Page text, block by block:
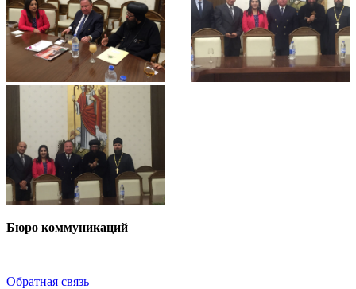
Бюро коммуникаций
Обратная связь